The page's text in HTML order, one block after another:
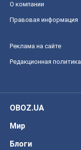
О компании
Правовая информация
Реклама на сайте
Редакционная политика
OBOZ.UA
Мир
Блоги